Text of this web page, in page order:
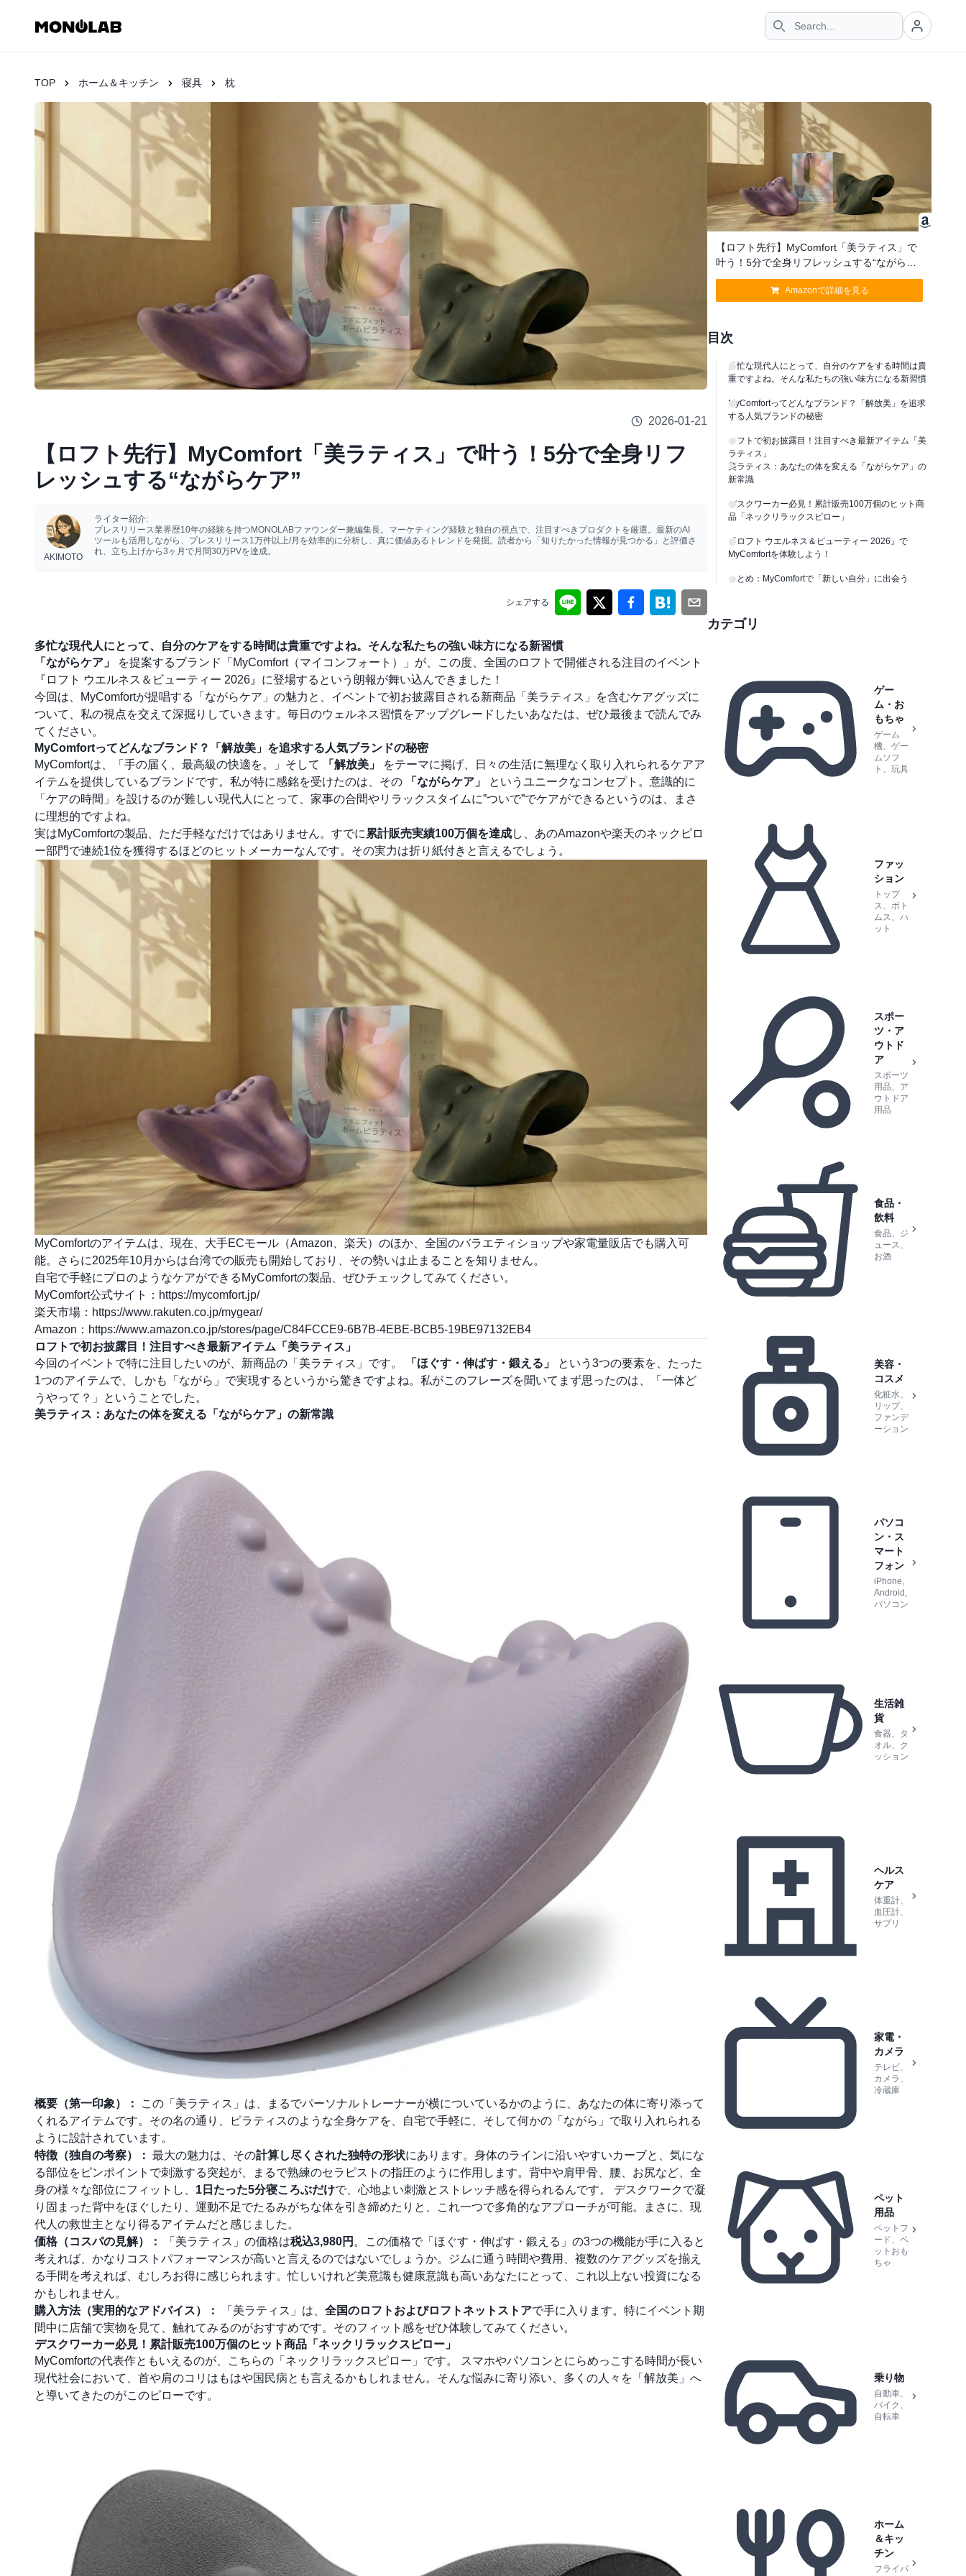
TOP ホーム＆キッチン 寝具 枕
2026-01-21
【ロフト先行】MyComfort「美ラティス」で叶う！5分で全身リフ
レッシュする“ながらケア”
AKIMOTO
ライター紹介:
プレスリリース業界歴10年の経験を持つMONOLABファウンダー兼編集長。マーケティング経験と独自の視点で、注目すべきプロダクトを厳選。最新のAI
ツールも活用しながら、プレスリリース1万件以上/月を効率的に分析し、真に価値あるトレンドを発掘。読者から「知りたかった情報が見つかる」と評価さ
れ、立ち上げから3ヶ月で月間30万PVを達成。
シェアする
多忙な現代人にとって、自分のケアをする時間は貴重ですよね。そんな私たちの強い味方になる新習慣
「ながらケア」
を提案するブランド「MyComfort（マイコンフォート）」が、この度、全国のロフトで開催される注目のイベント
『ロフト ウエルネス＆ビューティー 2026』に登場するという朗報が舞い込んできました！
今回は、MyComfortが提唱する「ながらケア」の魅力と、イベントで初お披露目される新商品「美ラティス」を含むケアグッズに
ついて、私の視点を交えて深掘りしていきます。毎日のウェルネス習慣をアップグレードしたいあなたは、ぜひ最後まで読んでみ
てください。
MyComfortってどんなブランド？「解放美」を追求する人気ブランドの秘密
MyComfortは、「手の届く、最高級の快適を。」そして
「解放美」
をテーマに掲げ、日々の生活に無理なく取り入れられるケアア
イテムを提供しているブランドです。私が特に感銘を受けたのは、その
「ながらケア」
というユニークなコンセプト。意識的に
「ケアの時間」を設けるのが難しい現代人にとって、家事の合間やリラックスタイムに”ついで”でケアができるというのは、まさ
に理想的ですよね。
実はMyComfortの製品、ただ手軽なだけではありません。すでに 累計販売実績100万個を達成し、あのAmazonや楽天のネックピロ
ー部門で連続1位を獲得するほどのヒットメーカーなんです。その実力は折り紙付きと言えるでしょう。
MyComfortのアイテムは、現在、大手ECモール（Amazon、楽天）のほか、全国のバラエティショップや家電量販店でも購入可
能。さらに2025年10月からは台湾での販売も開始しており、その勢いは止まることを知りません。
自宅で手軽にプロのようなケアができるMyComfortの製品、ぜひチェックしてみてください。
MyComfort公式サイト： https://mycomfort.jp/
楽天市場： https://www.rakuten.co.jp/mygear/
Amazon： https://www.amazon.co.jp/stores/page/C84FCCE9-6B7B-4EBE-BCB5-19BE97132EB4
ロフトで初お披露目！注目すべき最新アイテム「美ラティス」
今回のイベントで特に注目したいのが、新商品の「美ラティス」です。
「ほぐす・伸ばす・鍛える」
という3つの要素を、たった
1つのアイテムで、しかも「ながら」で実現するというから驚きですよね。私がこのフレーズを聞いてまず思ったのは、「一体ど
うやって？」ということでした。
美ラティス：あなたの体を変える「ながらケア」の新常識
概要（第一印象）：
この「美ラティス」は、まるでパーソナルトレーナーが横についているかのように、あなたの体に寄り添って
くれるアイテムです。その名の通り、ピラティスのような全身ケアを、自宅で手軽に、そして何かの「ながら」で取り入れられる
ように設計されています。
特徴（独自の考察）： 最大の魅力は、その計算し尽くされた独特の形状にあります。身体のラインに沿いやすいカーブと、気にな
る部位をピンポイントで刺激する突起が、まるで熟練のセラピストの指圧のように作用します。背中や肩甲骨、腰、お尻など、全
身の様々な部位にフィットし、 1日たった5分寝ころぶだけで、心地よい刺激とストレッチ感を得られるんです。 デスクワークで凝
り固まった背中をほぐしたり、運動不足でたるみがちな体を引き締めたりと、これ一つで多角的なアプローチが可能。まさに、現
代人の救世主となり得るアイテムだと感じました。
価格（コスパの見解）：
「美ラティス」の価格は税込3,980円 。この価格で「ほぐす・伸ばす・鍛える」の3つの機能が手に入ると
考えれば、かなりコストパフォーマンスが高いと言えるのではないでしょうか。ジムに通う時間や費用、複数のケアグッズを揃え
る手間を考えれば、むしろお得に感じられます。忙しいけれど美意識も健康意識も高いあなたにとって、これ以上ない投資になる
かもしれません。
購入方法（実用的なアドバイス）：
「美ラティス」は、 全国のロフトおよびロフトネットストアで手に入ります。特にイベント期
間中に店舗で実物を見て、触れてみるのがおすすめです。そのフィット感をぜひ体験してみてください。
デスクワーカー必見！累計販売100万個のヒット商品「ネックリラックスピロー」
MyComfortの代表作ともいえるのが、こちらの「ネックリラックスピロー」です。 スマホやパソコンとにらめっこする時間が長い
現代社会において、首や肩のコリはもはや国民病とも言えるかもしれません。そんな悩みに寄り添い、多くの人々を「解放美」へ
と導いてきたのがこのピローです。
【ロフト先行】MyComfort「美ラティス」で
叶う！5分で全身リフレッシュする“ながらケ
ア”
Amazonで詳細を見る
目次
多忙な現代人にとって、自分のケアをする時間は貴
重ですよね。そんな私たちの強い味方になる新習慣
MyComfortってどんなブランド？「解放美」を追求
する人気ブランドの秘密
ロフトで初お披露目！注目すべき最新アイテム「美
ラティス」
美ラティス：あなたの体を変える「ながらケア」の
新常識
デスクワーカー必見！累計販売100万個のヒット商
品「ネックリラックスピロー」
『ロフト ウエルネス＆ビューティー 2026』で
MyComfortを体験しよう！
まとめ：MyComfortで「新しい自分」に出会う
カテゴリ
ゲー
ム・お
もちゃ
ゲーム
機、ゲー
ムソフ
ト、玩具
ファッ
ション
トップ
ス、ボト
ムス、ハ
ット
スポー
ツ・ア
ウトド
ア
スポーツ
用品、ア
ウトドア
用品
食品・
飲料
食品、ジ
ュース、
お酒
美容・
コスメ
化粧水、
リップ、
ファンデ
ーション
パソコ
ン・ス
マート
フォン
iPhone,
Android,
パソコン
生活雑
貨
食器、タ
オル、ク
ッション
ヘルス
ケア
体重計、
血圧計、
サプリ
家電・
カメラ
テレビ、
カメラ、
冷蔵庫
ペット
用品
ペットフ
ード、ペ
ットおも
ちゃ
乗り物
自動車、
バイク、
自転車
ホーム
＆キッ
チン
フライパ